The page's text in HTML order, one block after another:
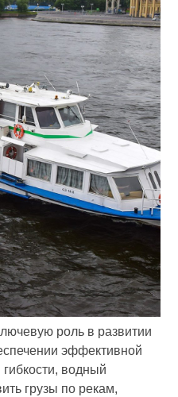
роль в развитии
эффективной
водный
грузы по рекам,